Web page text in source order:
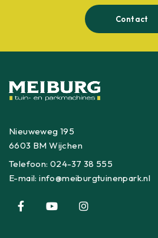
Contact
Nieuweweg 195
6603 BM Wijchen
Telefoon:024-37 38 555
E-mail:info@meiburgtuinenpark.nl